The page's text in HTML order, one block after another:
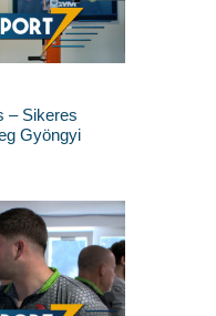
– Sikeres
Gyöngyi